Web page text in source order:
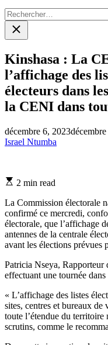
Rechercher :
Close
search
Kinshasa : La
l’affichage des
électeurs dans
la CENI dans
décembre 6, 2023
Israel Ntumba
Estimated
time
2 min read
La Commission électorale
confirmé ce mercredi,
électorale, que l’affichage
antennes de la centrale
avant les élections prévues
Patricia Nseya, Rapporteur
effectuant une tournée
« L’affichage des listes
sites, centres et bureaux
toute l’étendue du
scrutins, comme le